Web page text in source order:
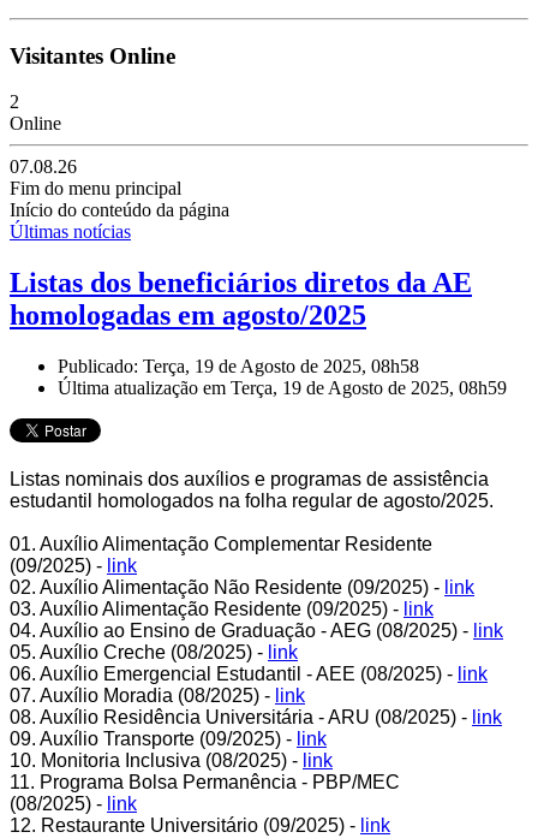
Visitantes Online
2
Online
07.08.26
Fim do menu principal
Início do conteúdo da página
Últimas notícias
Listas dos beneficiários diretos da AE
homologadas em agosto/2025
Publicado: Terça, 19 de Agosto de 2025, 08h58
Última atualização em Terça, 19 de Agosto de 2025, 08h59
Listas nominais dos auxílios e programas de assistência
estudantil homologados na folha regular de agosto/2025.
01. Auxílio Alimentação Complementar Residente
(09/2025) - link
02. Auxílio Alimentação Não Residente (09/2025) - link
03. Auxílio Alimentação Residente (09/2025) - link
04. Auxílio ao Ensino de Graduação - AEG (08/2025) - link
05. Auxílio Creche (08/2025) - link
06. Auxílio Emergencial Estudantil - AEE (08/2025) - link
07. Auxílio Moradia (08/2025) - link
08. Auxílio Residência Universitária - ARU (08/2025) - link
09. Auxílio Transporte (09/2025) - link
10. Monitoria Inclusiva (08/2025) - link
11. Programa Bolsa Permanência - PBP/MEC
(08/2025) - link
12. Restaurante Universitário (09/2025) - link